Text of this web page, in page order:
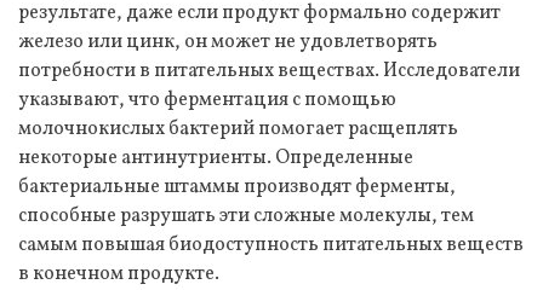
результате, даже если продукт формально содержит
железо или цинк, он может не удовлетворять
потребности в питательных веществах. Исследователи
указывают, что ферментация с помощью
молочнокислых бактерий помогает расщеплять
некоторые антинутриенты. Определенные
бактериальные штаммы производят ферменты,
способные разрушать эти сложные молекулы, тем
самым повышая биодоступность питательных веществ
в конечном продукте.